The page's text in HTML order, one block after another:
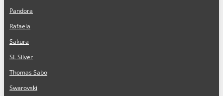
Pandora
Rafaela
Sakura
SL Silver
Thomas Sabo
Swarovski